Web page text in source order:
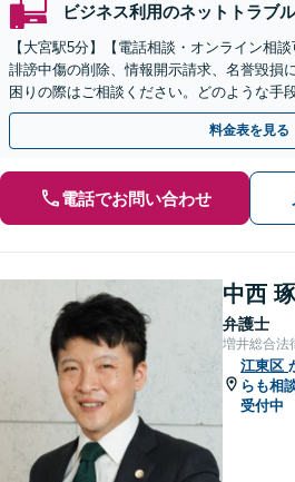
ビジネス利用のネットトラブル
【大宮駅5分】【電話相談・オンライン相
誹謗中傷の削除、情報開示請求、名誉毀損
困りの際はご相談ください。どのような手
明し、依頼者さまにとって納得のいく解決
料金表を見る
電話でお問い合わせ
中西
弁護士
増井総合法
江東区
らも相
受付中